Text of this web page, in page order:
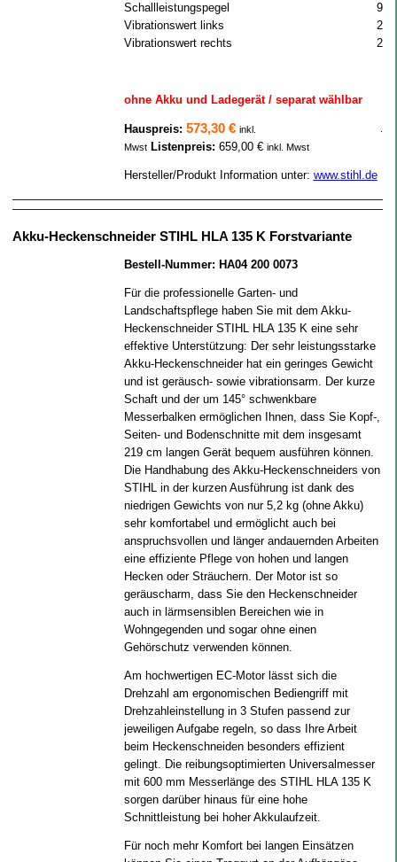
Schallleistungspegel
96
Vibrationswert links
2.8
Vibrationswert rechts
2.5
ohne Akku und Ladegerät / separat wählbar
Hauspreis: 573,30 € inkl.
Mwst Listenpreis: 659,00 € inkl. Mwst
Hersteller/Produkt Information unter: www.stihl.de
Akku-Heckenschneider STIHL HLA 135 K Forstvariante
Bestell-Nummer: HA04 200 0073
Für die professionelle Garten- und
Landschaftspflege haben Sie mit dem Akku-
Heckenschneider STIHL HLA 135 K eine sehr
effektive Unterstützung: Der sehr leistungsstarke
Akku-Heckenschneider hat ein geringes Gewicht
und ist geräusch- sowie vibrationsarm. Der kurze
Schaft und der um 145° schwenkbare
Messerbalken ermöglichen Ihnen, dass Sie Kopf-,
Seiten- und Bodenschnitte mit dem insgesamt
219 cm langen Gerät bequem ausführen können.
Die Handhabung des Akku-Heckenschneiders von
STIHL in der kurzen Ausführung ist dank des
niedrigen Gewichts von nur 5,2 kg (ohne Akku)
sehr komfortabel und ermöglicht auch bei
anspruchsvollen und länger andauernden Arbeiten
eine effiziente Pflege von hohen und langen
Hecken oder Sträuchern. Der Motor ist so
geräuscharm, dass Sie den Heckenschneider
auch in lärmsensiblen Bereichen wie in
Wohngegenden und sogar ohne einen
Gehörschutz verwenden können.
Am hochwertigen EC-Motor lässt sich die
Drehzahl am ergonomischen Bediengriff mit
Drehzahleinstellung in 3 Stufen passend zur
jeweiligen Aufgabe regeln, so dass Ihre Arbeit
beim Heckenschneiden besonders effizient
gelingt. Die reibungsoptimierten Universalmesser
mit 600 mm Messerlänge des STIHL HLA 135 K
sorgen darüber hinaus für eine hohe
Schnittleistung bei hoher Akkulaufzeit.
Für noch mehr Komfort bei langen Einsätzen